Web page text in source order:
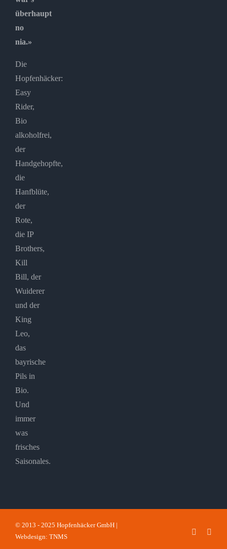
überhaupt
no
nia.»
Die
Hopfenhäcker:
Easy
Rider,
Bio
alkoholfrei,
der
Handgehopfte,
die
Hanfblüte,
der
Rote,
die IP
Brothers,
Kill
Bill, der
Wuiderer
und der
King
Leo,
das
bayrische
Pils in
Bio.
Und
immer
was
frisches
Saisonales.
© 2013 - 2025 Hopfenhäcker GmbH |
Webdesign: TNMS
Facebook